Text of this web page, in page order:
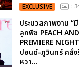
EXCLUSIVE :
ประมวลภาพงาน “
ลูกพีช PEACH
PREMIERE
ปอนด์-ภูวินทร์ คลั่ง
หวา...